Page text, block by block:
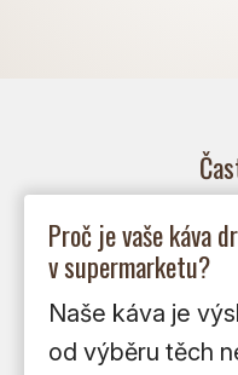
Proč je vaše káva
v supermarketu?
Naše káva je
od výběru těch